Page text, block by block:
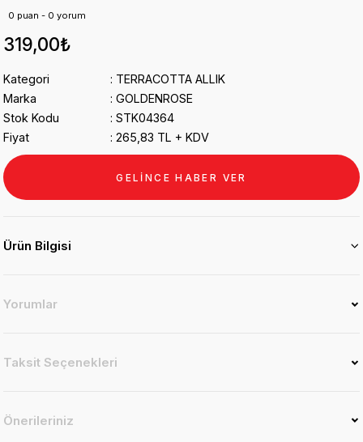
0 puan - 0 yorum
319,00₺
Kategori
TERRACOTTA ALLIK
Marka
GOLDENROSE
Stok Kodu
STK04364
Fiyat
265,83 TL + KDV
GELİNCE HABER VER
Ürün Bilgisi
Yorumlar
Taksit Seçenekleri
Önerileriniz